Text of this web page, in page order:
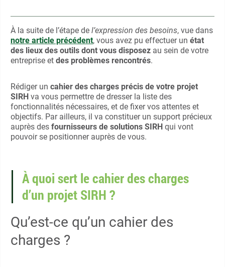
À la suite de l’étape de l’expression des besoins, vue dans
notre article précédent, vous avez pu effectuer un état
des lieux des outils dont vous disposez au sein de votre
entreprise et des problèmes rencontrés.
Rédiger un cahier des charges précis de votre projet
SIRH va vous permettre de dresser la liste des
fonctionnalités nécessaires, et de fixer vos attentes et
objectifs. Par ailleurs, il va constituer un support précieux
auprès des fournisseurs de solutions SIRH qui vont
pouvoir se positionner auprès de vous.
À quoi sert le cahier des charges
d’un projet SIRH ?
Qu’est-ce qu’un cahier des
charges ?